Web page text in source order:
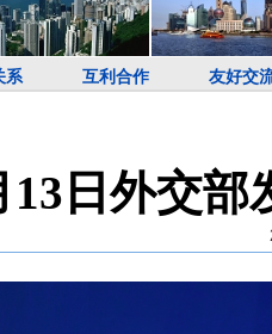
系 互利合作 友好交
13日外交